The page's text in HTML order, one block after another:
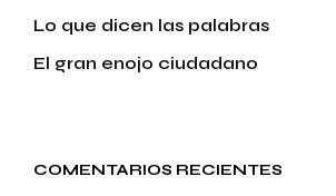
Lo que dicen las palabras
El gran enojo ciudadano
COMENTARIOS RECIENTES